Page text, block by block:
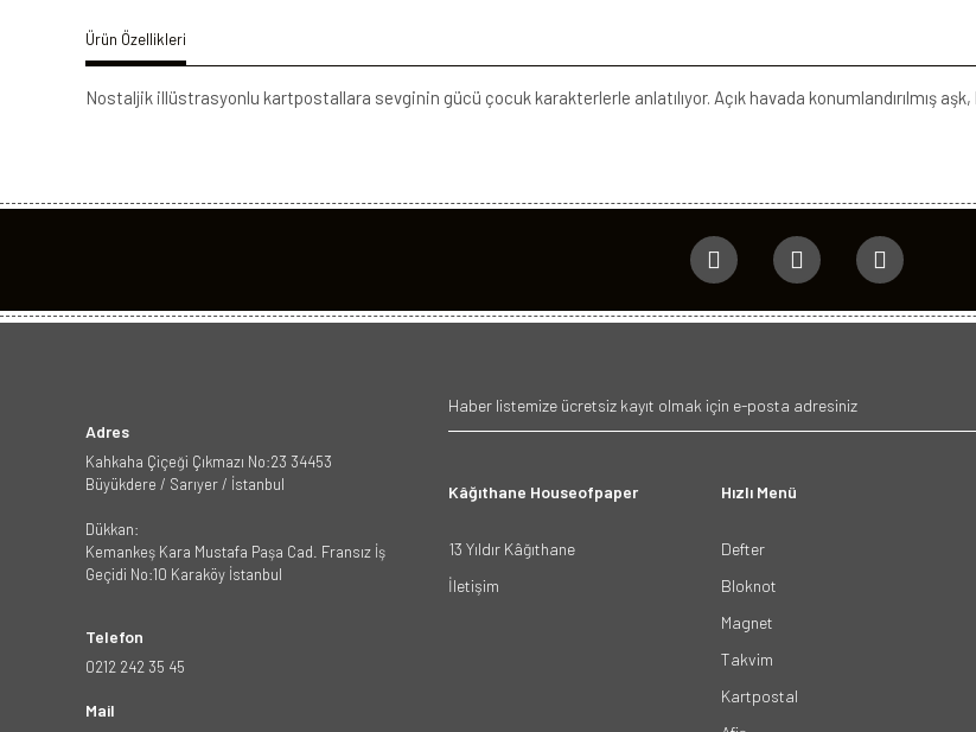
Ürün Özellikleri
Nostaljik illüstrasyonlu kartpostallara sevginin gücü çocuk karakterlerle anlatılıyor. Açık havada konumlandırılmış
Adres
Kahkaha Çiçeği Çıkmazı No:23 34453
Büyükdere / Sarıyer / İstanbul
Dükkan:
Kemankeş Kara Mustafa Paşa Cad. Fransız İş
Geçidi No:10 Karaköy İstanbul
Telefon
0212 242 35 45
Mail
Kâğıthane Houseofpaper
13 Yıldır Kâğıthane
İletişim
Hızlı Menü
Defter
Bloknot
Magnet
Takvim
Kartpostal